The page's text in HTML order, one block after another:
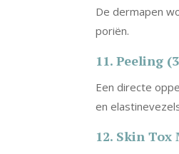
De dermapen
poriën.
11. Peeling
Een directe
en
12. Skin